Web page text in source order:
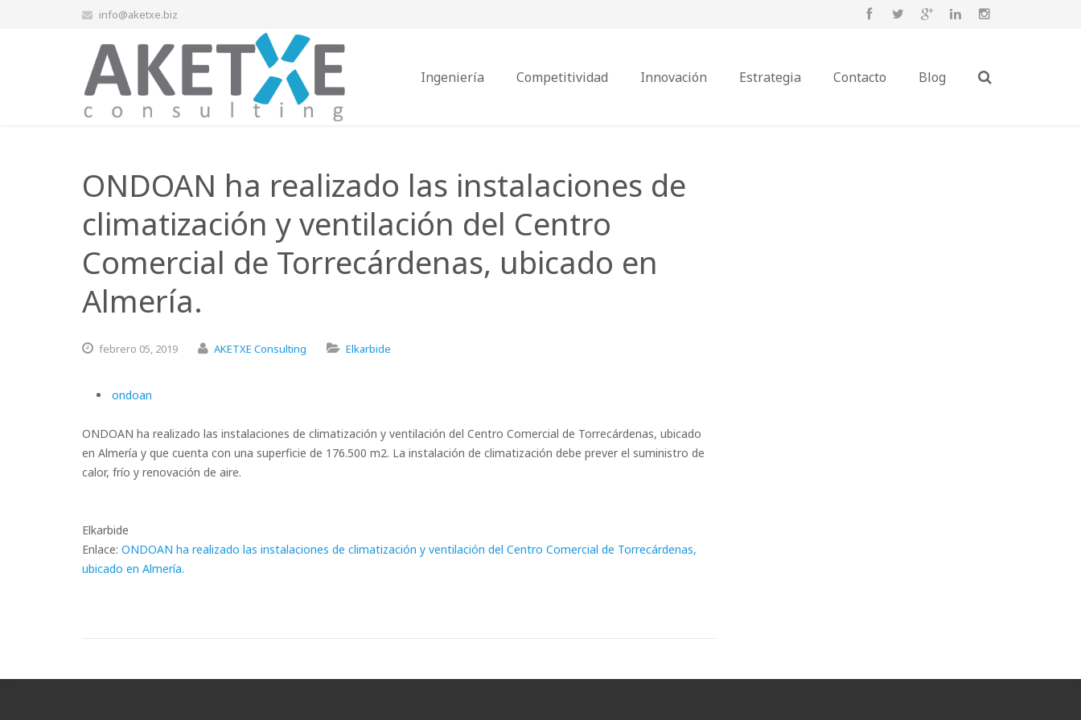
info@aketxe.biz
Ingeniería Competitividad Innovación Estrategia Contacto Blog
ONDOAN ha realizado las instalaciones de
climatización y ventilación del Centro
Comercial de Torrecárdenas, ubicado en
Almería.
febrero 05, 2019 AKETXE Consulting Elkarbide
ondoan
ONDOAN ha realizado las instalaciones de climatización y ventilación del Centro Comercial de Torrecárdenas, ubicado
en Almería y que cuenta con una superficie de 176.500 m2. La instalación de climatización debe prever el suministro de
calor, frío y renovación de aire.
Elkarbide
Enlace: ONDOAN ha realizado las instalaciones de climatización y ventilación del Centro Comercial de Torrecárdenas,
ubicado en Almería.